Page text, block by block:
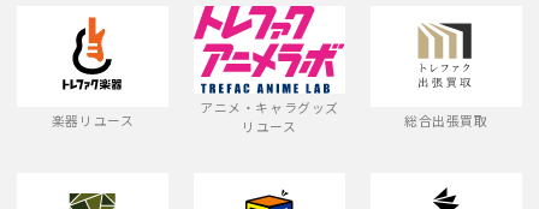
楽器リユース
アニメ・キャラグッズ
リユース
総合出張買取